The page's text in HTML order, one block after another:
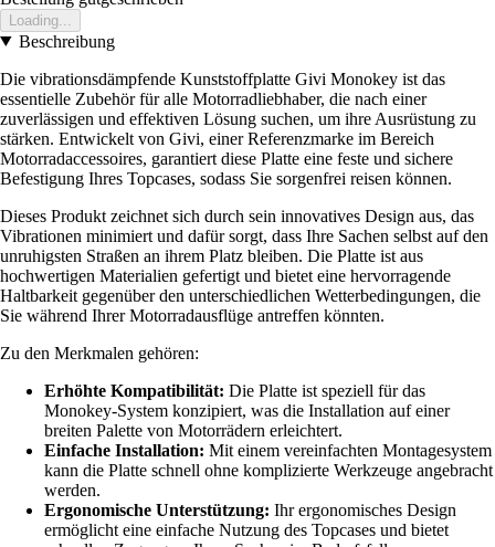
Loading...
Beschreibung
Die vibrationsdämpfende Kunststoffplatte Givi Monokey ist das
essentielle Zubehör für alle Motorradliebhaber, die nach einer
zuverlässigen und effektiven Lösung suchen, um ihre Ausrüstung zu
stärken. Entwickelt von Givi, einer Referenzmarke im Bereich
Motorradaccessoires, garantiert diese Platte eine feste und sichere
Befestigung Ihres Topcases, sodass Sie sorgenfrei reisen können.
Dieses Produkt zeichnet sich durch sein innovatives Design aus, das
Vibrationen minimiert und dafür sorgt, dass Ihre Sachen selbst auf den
unruhigsten Straßen an ihrem Platz bleiben. Die Platte ist aus
hochwertigen Materialien gefertigt und bietet eine hervorragende
Haltbarkeit gegenüber den unterschiedlichen Wetterbedingungen, die
Sie während Ihrer Motorradausflüge antreffen könnten.
Zu den Merkmalen gehören:
Erhöhte Kompatibilität: Die Platte ist speziell für das
Monokey-System konzipiert, was die Installation auf einer
breiten Palette von Motorrädern erleichtert.
Einfache Installation: Mit einem vereinfachten Montagesystem
kann die Platte schnell ohne komplizierte Werkzeuge angebracht
werden.
Ergonomische Unterstützung: Ihr ergonomisches Design
ermöglicht eine einfache Nutzung des Topcases und bietet